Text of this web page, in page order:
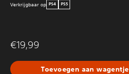
Verkrijgbaar op PS4 PS5
€19,99
Toevoegen aan wagentje